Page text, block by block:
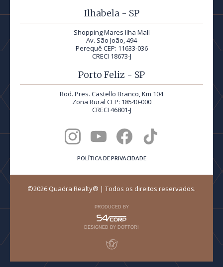
Ilhabela - SP
Shopping Mares Ilha Mall
Av. São João, 494
Perequê CEP: 11633-036
CRECI 18673-J
Porto Feliz - SP
Rod. Pres. Castello Branco, Km 104
Zona Rural CEP: 18540-000
CRECI 46801-J
POLÍTICA DE PRIVACIDADE
©2026 Quadra Realty® | Todos os direitos reservados.
PRODUCED BY
DESIGNED BY DOTTORI